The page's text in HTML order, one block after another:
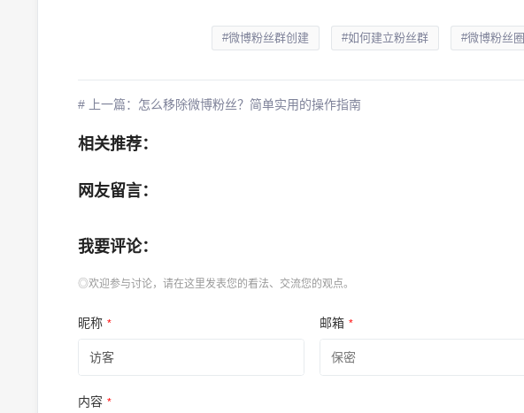
#微博粉丝群创建 #如何建立粉丝群 #微博粉丝圈
# 上一篇：怎么移除微博粉丝？简单实用的操作指南
相关推荐：
网友留言：
我要评论：
◎欢迎参与讨论，请在这里发表您的看法、交流您的观点。
昵称 * 邮箱 *
内容 *